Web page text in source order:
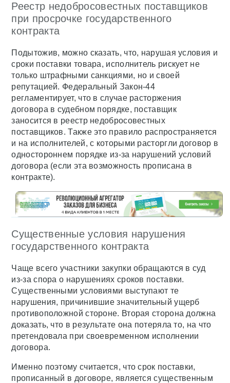
Реестр недобросовестных поставщиков
при просрочке государственного
контракта
Подытожив, можно сказать, что, нарушая условия и
сроки поставки товара, исполнитель рискует не
только штрафными санкциями, но и своей
репутацией. Федеральный Закон-44
регламентирует, что в случае расторжения
договора в судебном порядке, поставщик
заносится в реестр недобросовестных
поставщиков. Также это правило распространяется
и на исполнителей, с которыми расторгли договор в
одностороннем порядке из-за нарушений условий
договора (если эта возможность прописана в
контракте).
Существенные условия нарушения
государственного контракта
Чаще всего участники закупки обращаются в суд
из-за спора о нарушениях сроков поставки.
Существенными условиями выступают те
нарушения, причинившие значительный ущерб
противоположной стороне. Вторая сторона должна
доказать, что в результате она потеряла то, на что
претендовала при своевременном исполнении
договора.
Именно поэтому считается, что срок поставки,
прописанный в договоре, является существенным